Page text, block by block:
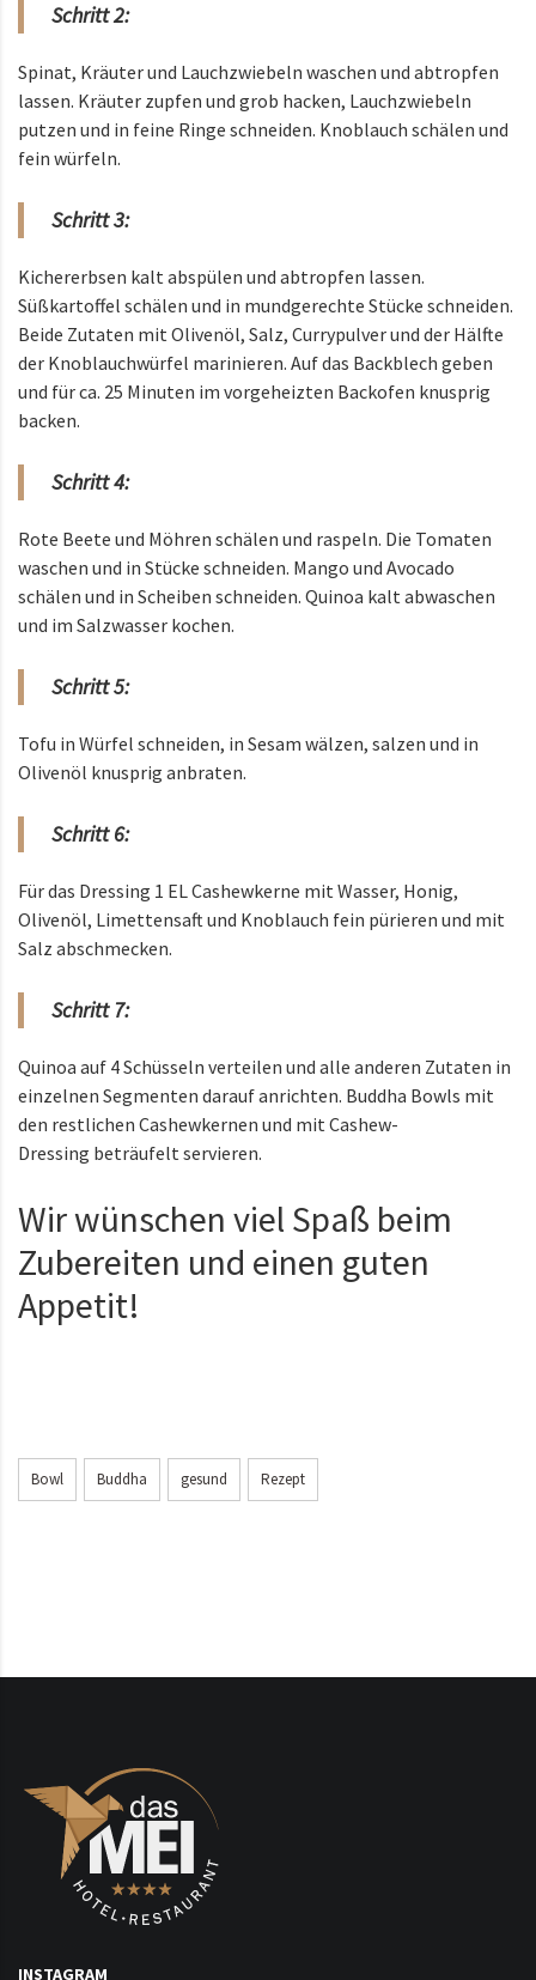
Schritt 2:
Spinat, Kräuter und Lauchzwiebeln waschen und abtropfen
lassen. Kräuter zupfen und grob hacken, Lauchzwiebeln
putzen und in feine Ringe schneiden. Knoblauch schälen und
fein würfeln.
Schritt 3:
Kichererbsen kalt abspülen und abtropfen lassen.
Süßkartoffel schälen und in mundgerechte Stücke schneiden.
Beide Zutaten mit Olivenöl, Salz, Currypulver und der Hälfte
der Knoblauchwürfel marinieren. Auf das Backblech geben
und für ca. 25 Minuten im vorgeheizten Backofen knusprig
backen.
Schritt 4:
Rote Beete und Möhren schälen und raspeln. Die Tomaten
waschen und in Stücke schneiden. Mango und Avocado
schälen und in Scheiben schneiden. Quinoa kalt abwaschen
und im Salzwasser kochen.
Schritt 5:
Tofu in Würfel schneiden, in Sesam wälzen, salzen und in
Olivenöl knusprig anbraten.
Schritt 6:
Für das Dressing 1 EL Cashewkerne mit Wasser, Honig,
Olivenöl, Limettensaft und Knoblauch fein pürieren und mit
Salz abschmecken.
Schritt 7:
Quinoa auf 4 Schüsseln verteilen und alle anderen Zutaten in
einzelnen Segmenten darauf anrichten. Buddha Bowls mit
den restlichen Cashewkernen und mit Cashew-
Dressing beträufelt servieren.
Wir wünschen viel Spaß beim
Zubereiten und einen guten
Appetit!
Bowl Buddha gesund Rezept
INSTAGRAM